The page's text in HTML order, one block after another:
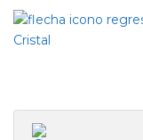
Cristal